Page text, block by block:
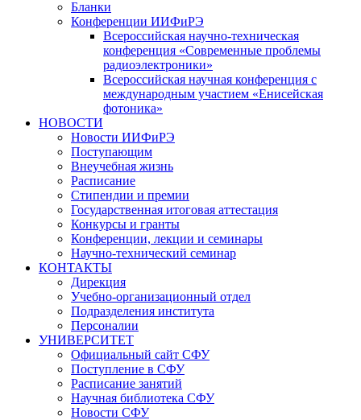
Бланки
Конференции ИИФиРЭ
Всероссийская научно-техническая
конференция «Современные проблемы
радиоэлектроники»
Всероссийская научная конференция с
международным участием «Енисейская
фотоника»
НОВОСТИ
Новости ИИФиРЭ
Поступающим
Внеучебная жизнь
Расписание
Стипендии и премии
Государственная итоговая аттестация
Конкурсы и гранты
Конференции, лекции и семинары
Научно-технический семинар
КОНТАКТЫ
Дирекция
Учебно-организационный отдел
Подразделения института
Персоналии
УНИВЕРСИТЕТ
Официальный сайт СФУ
Поступление в СФУ
Расписание занятий
Научная библиотека СФУ
Новости СФУ